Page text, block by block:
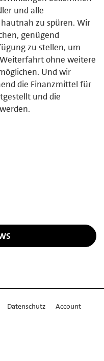
und alle
zu spüren. Wir
genügend
zu stellen, um
ohne weitere
Und wir
die Finanzmittel für
und die
Datenschutz
Account